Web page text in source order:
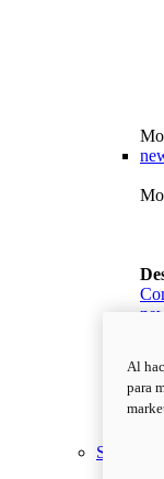
Al
para